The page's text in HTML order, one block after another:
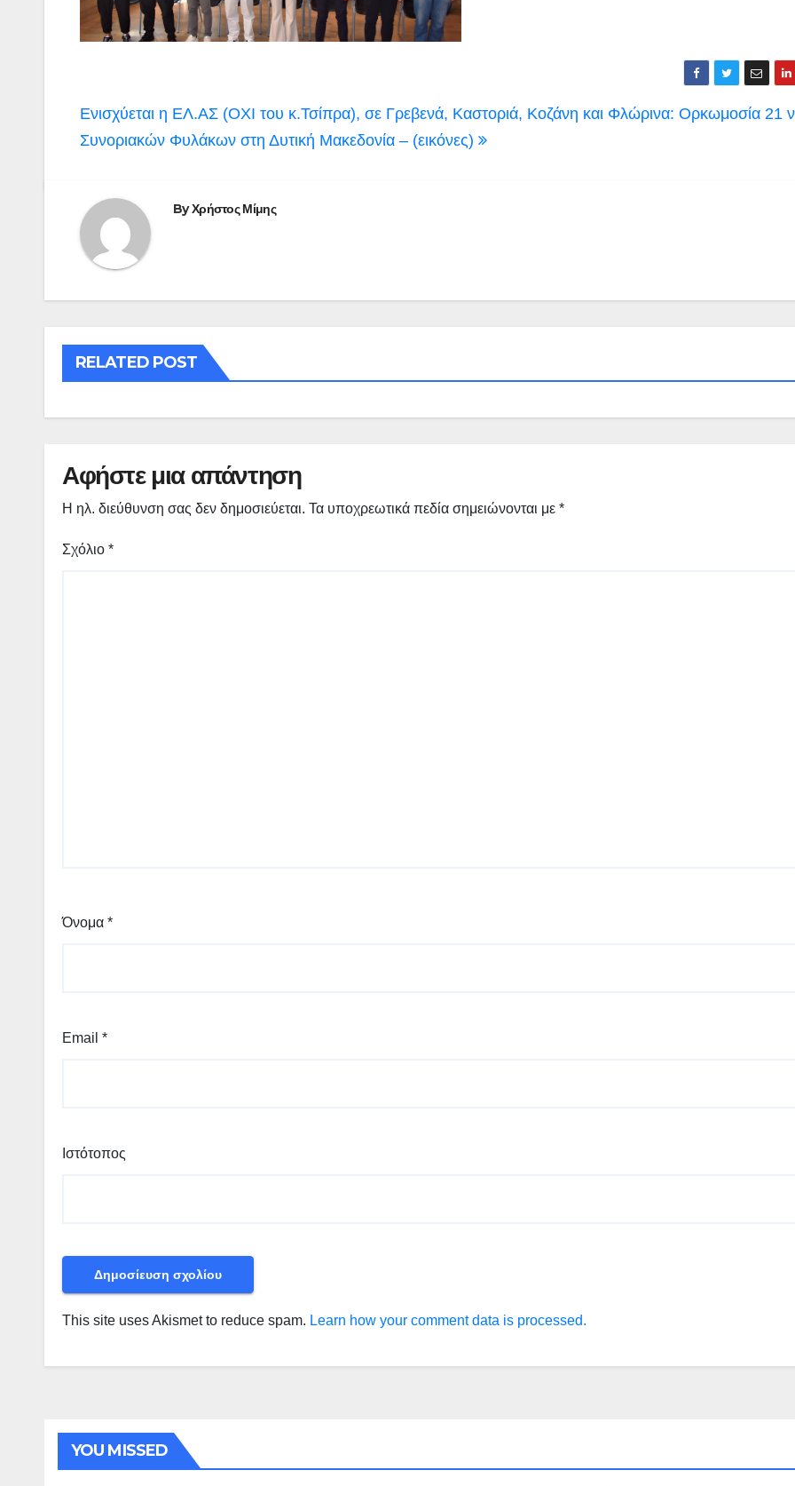
Πλοήγηση
άρθρων
Ενισχύεται η ΕΛ.ΑΣ (ΟΧΙ του κ.Τσίπρα), σε Γρεβενά, Καστοριά, Κοζάνη και Φλώρινα: Ορκωμοσία 21
Συνοριακών Φυλάκων στη Δυτική Μακεδονία – (εικόνες)
ByΧρήστος Μίμης
RELATED POST
Αφήστε μια απάντηση
Η ηλ. διεύθυνση σας δεν δημοσιεύεται. Τα υποχρεωτικά πεδία σημειώνονται με *
Σχόλιο *
Όνομα *
Email *
Ιστότοπος
This site uses Akismet to reduce spam. Learn how your comment data is processed.
YOU MISSED